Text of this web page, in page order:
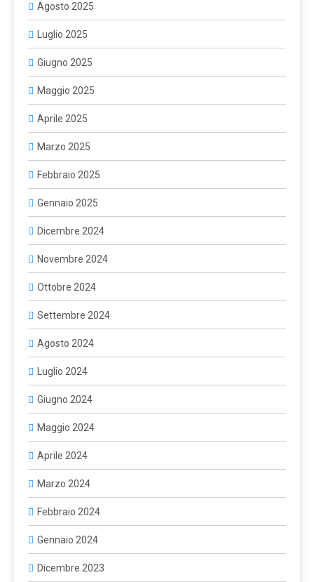
Agosto 2025
Luglio 2025
Giugno 2025
Maggio 2025
Aprile 2025
Marzo 2025
Febbraio 2025
Gennaio 2025
Dicembre 2024
Novembre 2024
Ottobre 2024
Settembre 2024
Agosto 2024
Luglio 2024
Giugno 2024
Maggio 2024
Aprile 2024
Marzo 2024
Febbraio 2024
Gennaio 2024
Dicembre 2023